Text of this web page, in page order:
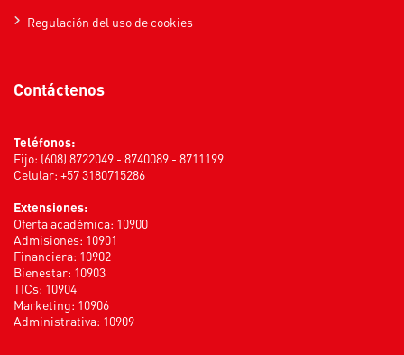
Regulación del uso de cookies
Contáctenos
Teléfonos:
Fijo: (608) 8722049 - 8740089 - 8711199
Celular: +57 3180715286
Extensiones:
Oferta académica: 10900
Admisiones: 10901
Financiera: 10902
Bienestar: 10903
TICs: 10904
Marketing: 10906
Administrativa: 10909